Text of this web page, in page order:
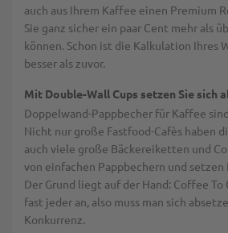
auch aus Ihrem Kaffee einen Premium
Sie ganz sicher ein paar Cent mehr als
können. Schon ist die Kalkulation Ihres
besser als zuvor.
Mit Double-Wall Cups setzen Sie sich
Doppelwand-Pappbecher für Kaffee
Nicht nur große Fastfood-Cafès haben
auch viele große Bäckereiketten und
von einfachen Pappbechern und setzen
Der Grund liegt auf der Hand: Coffee
fast jeder an, also muss man sich
Konkurrenz.